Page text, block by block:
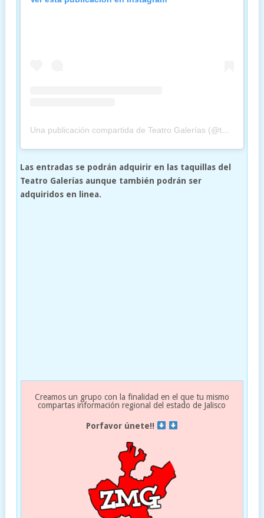
Una publicación compartida de Teatro Galerías (@teatrogalerias)
Las entradas se podrán adquirir en las taquillas del
Teatro Galerías aunque también podrán ser
adquiridos en linea.
Creamos un grupo con la finalidad en el que tu mismo
compartas información regional del estado de Jalisco
Porfavor únete!!